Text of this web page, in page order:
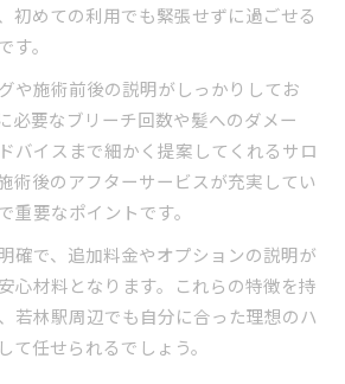
初めての利用でも緊張せずに過ごせる
す。
や施術前後の説明がしっかりしてお
必要なブリーチ回数や髪へのダメー
バイスまで細かく提案してくれるサロ
術後のアフターサービスが充実してい
重要なポイントです。
確で、追加料金やオプションの説明が
心材料となります。これらの特徴を持
若林駅周辺でも自分に合った理想のハ
て任せられるでしょう。